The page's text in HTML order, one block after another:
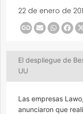
22 de enero de
El despliegue de
UU
Las empresas
anunciaron que